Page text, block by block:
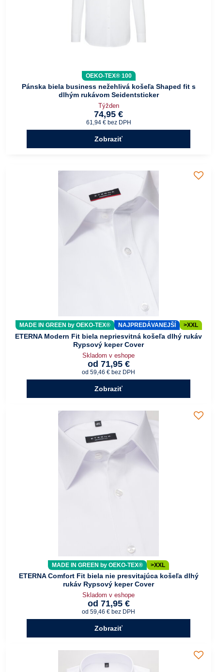
OEKO-TEX® 100
Pánska biela business nežehlivá košeľa Shaped fit s
dlhým rukávom Seidentsticker
Týžden
74,95 €
61,94 € bez DPH
Zobraziť
MADE IN GREEN by OEKO-TEX® NAJPREDÁVANEJŠÍ >XXL
ETERNA Modern Fit biela nepriesvitná košeľa dlhý rukáv
Rypsový keper Cover
Skladom v eshope
od 71,95 €
od 59,46 € bez DPH
Zobraziť
MADE IN GREEN by OEKO-TEX® >XXL
ETERNA Comfort Fit biela nie presvitajúca košeľa dlhý
rukáv Rypsový keper Cover
Skladom v eshope
od 71,95 €
od 59,46 € bez DPH
Zobraziť